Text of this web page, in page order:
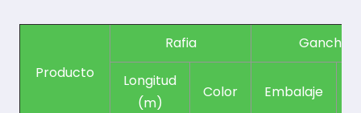
Producto
Rafia Gancho
Longitud
(m)
Color Embalaje